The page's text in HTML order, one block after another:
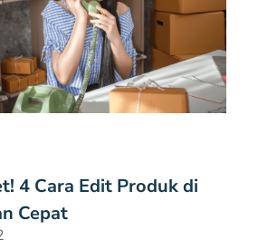
4 Cara Edit Produk di
Cepat